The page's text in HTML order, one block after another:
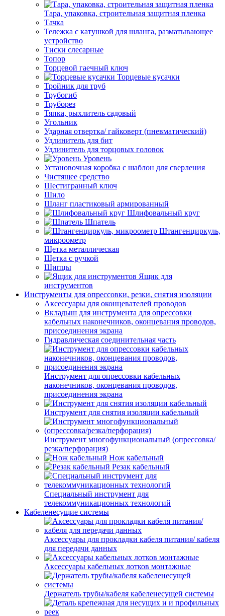
Тара, упаковка, строительная защитная пленка
Тачка
Тележка с катушкой для шланга, разматывающее
устройство
Тиски слесарные
Топор
Торцевой гаечный ключ
Торцевые кусачки
Тройник для труб
Трубогиб
Труборез
Тяпка, рыхлитель садовый
Угольник
Ударная отвертка/ гайковерт (пневматический)
Удлинитель для бит
Удлинитель для торцовых головок
Уровень
Установочная коробка с шаблон для сверления
Чистящее средство
Шестигранный ключ
Шило
Шланг пластиковый армированный
Шлифовальный круг
Шпатель
Штангенциркуль,
микроометр
Щетка металлическая
Щетка с ручкой
Щипцы
Ящик для
инструментов
Инструменты для опрессовки, резки, снятия изоляции
Аксессуары для оконцевателей проводов
Вкладыш для инструмента для опрессовки
кабельных наконечников, оконцевания проводов,
присоединения экрана
Гидравлическая соединительная часть
Инструмент для опрессовки кабельных
наконечников, оконцевания проводов,
присоединения экрана
Инструмент для снятия изоляции кабельный
Инструмент многофункциональный (опрессовка/
резка/перфорация)
Нож кабельный
Резак кабельный
Специальный инструмент для
телекоммуникационных технологий
Кабеленесущие системы
Аксессуары для прокладки кабеля питания/ кабеля
для передачи данных
Аксессуары кабельных лотков монтажные
Держатель трубы/кабеля кабеленесущей системы